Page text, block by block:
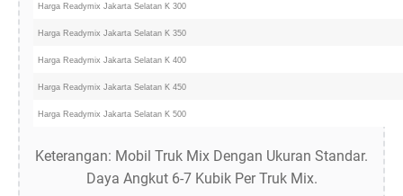
Harga Readymix Jakarta Selatan K 300
Harga Readymix Jakarta Selatan K 350
Harga Readymix Jakarta Selatan K 400
Harga Readymix Jakarta Selatan K 450
Harga Readymix Jakarta Selatan K 500
Keterangan: Mobil Truk Mix Dengan Ukuran Standar.
Daya Angkut 6-7 Kubik Per Truk Mix.